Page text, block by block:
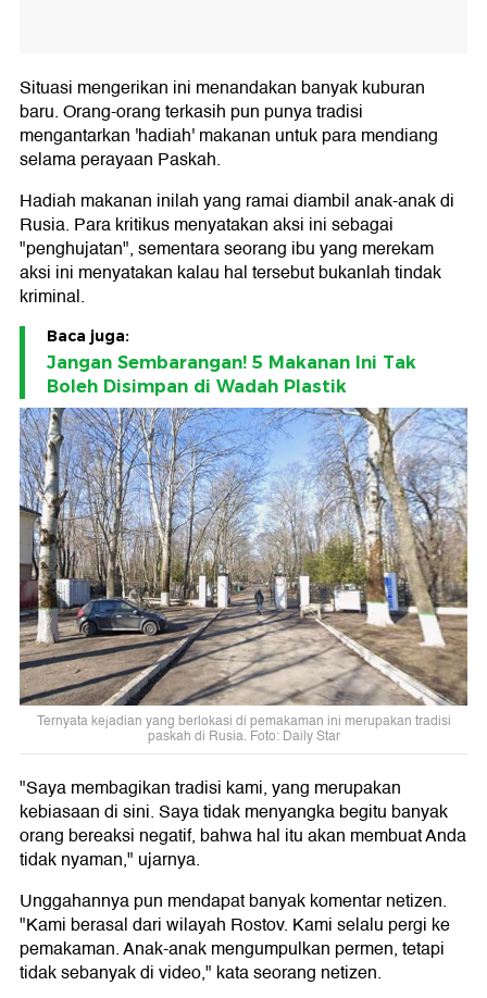
Situasi mengerikan ini menandakan banyak kuburan
baru. Orang-orang terkasih pun punya tradisi
mengantarkan 'hadiah' makanan untuk para mendiang
selama perayaan Paskah.
Hadiah makanan inilah yang ramai diambil anak-anak di
Rusia. Para kritikus menyatakan aksi ini sebagai
"penghujatan", sementara seorang ibu yang merekam
aksi ini menyatakan kalau hal tersebut bukanlah tindak
kriminal.
Baca juga:
Jangan Sembarangan! 5 Makanan Ini Tak
Boleh Disimpan di Wadah Plastik
Ternyata kejadian yang berlokasi di pemakaman ini merupakan tradisi
paskah di Rusia. Foto: Daily Star
"Saya membagikan tradisi kami, yang merupakan
kebiasaan di sini. Saya tidak menyangka begitu banyak
orang bereaksi negatif, bahwa hal itu akan membuat Anda
tidak nyaman," ujarnya.
Unggahannya pun mendapat banyak komentar netizen.
"Kami berasal dari wilayah Rostov. Kami selalu pergi ke
pemakaman. Anak-anak mengumpulkan permen, tetapi
tidak sebanyak di video," kata seorang netizen.